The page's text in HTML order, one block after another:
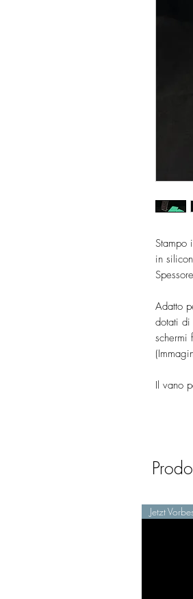
Stampo
in
Adatto
dotati di
Il vano
Jetzt